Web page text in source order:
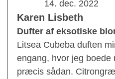
14. dec. 2022
Karen Lisbeth
Dufter af eksotiske
Litsea Cubeba duften
engang, hvor jeg
præcis sådan.